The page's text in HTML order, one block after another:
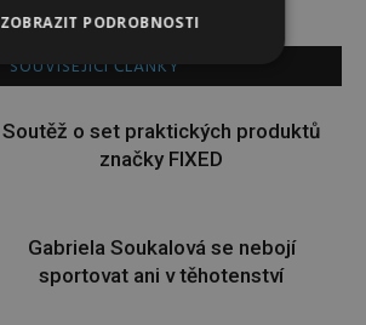
SOUVISEJÍCÍ ČLÁNKY
Soutěž o set praktických produktů
značky FIXED
Gabriela Soukalová se nebojí
sportovat ani v těhotenství
ZOBRAZIT PODROBNOSTI